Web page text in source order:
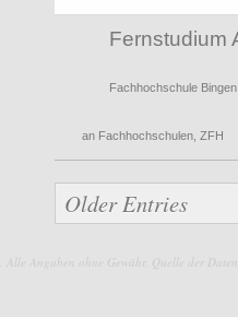
Fernstudium
Fachhochschule Bingen
an Fachhochschulen ZFH
Older Entries
Alle Angaben ohne Gewähr. Quelle der